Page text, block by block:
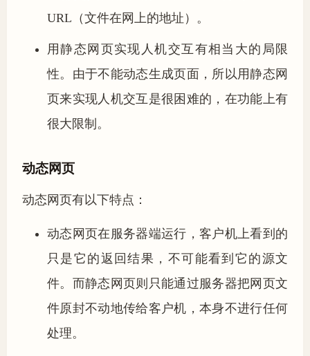
URL（文件在网上的地址）。
用静态网页实现人机交互有相当大的局限
性。由于不能动态生成页面，所以用静态网
页来实现人机交互是很困难的，在功能上有
很大限制。
动态网页
动态网页有以下特点：
动态网页在服务器端运行，客户机上看到的
只是它的返回结果，不可能看到它的源文
件。而静态网页则只能通过服务器把网页文
件原封不动地传给客户机，本身不进行任何
处理。